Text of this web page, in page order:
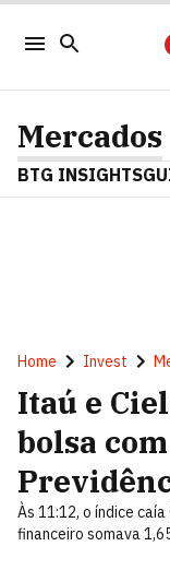
Mercados
BTG INSIGHTS
Home Invest
Itaú e
bolsa
Às 11:12, o índice
financeiro somava